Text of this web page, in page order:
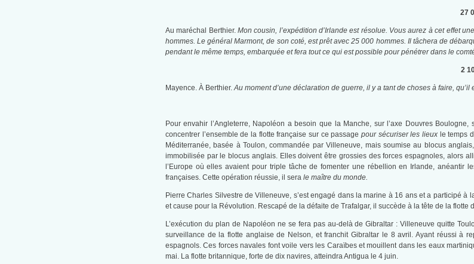
27
Au maréchal Berthier. Mon cousin, l’expédition d’Irlande est résolue. Vous aurez à cet effet
hommes. Le général Marmont, de son coté, est prêt avec 25 000 hommes. Il tâchera de
pendant le même temps, embarquée et fera tout ce qui est possible pour pénétrer dans le
2
Mayence. À Berthier.Au moment d’une déclaration de guerre, il y a tant de choses à faire,
Pour envahir l’Angleterre, Napoléon a besoin que la Manche, sur l’axe Douvres
concentrer l’ensemble de la flotte française sur ce passage pour sécuriser les lieuxle temps
Méditerranée, basée à Toulon, commandée par Villeneuve, mais soumise au blocus
immobilisée par le blocus anglais. Elles doivent être grossies des forces espagnoles, alors
l’Europe où elles avaient pour triple tâche de fomenter une rébellion en Irlande,
françaises. Cette opération réussie, il sera le maître du monde.
Pierre Charles Silvestre de Villeneuve, s’est engagé dans la marine à 16 ans et a participé
et cause pour la Révolution. Rescapé de la défaite de Trafalgar, il succède à la tête de la flotte
L’exécution du plan de Napoléon ne se fera pas au-delà de Gibraltar : Villeneuve quitte
surveillance de la flotte anglaise de Nelson, et franchit Gibraltar le 8 avril. Ayant réussi à
espagnols. Ces forces navales font voile vers les Caraïbes et mouillent dans les eaux
mai. La flotte britannique, forte de dix navires, atteindra Antigua le 4 juin.